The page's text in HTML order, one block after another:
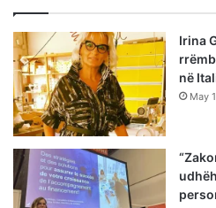
Irina
në
May